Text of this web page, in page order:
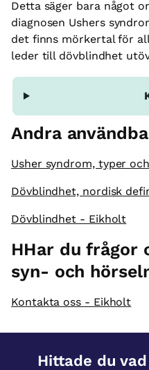
Detta säger bara något
diagnosen Ushers
det finns mörkertal för
leder till dövblindhet
Andra
Usher syndrom, typer
Dövblindhet, nordisk
Dövblindhet - Eikholt
HHar du frågor
syn- och
Kontakta oss - Eikholt
Hittade du